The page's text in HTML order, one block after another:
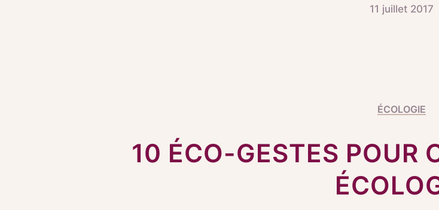
11 juillet 2017
ÉCOLOGIE
10 ÉCO-GESTES POUR